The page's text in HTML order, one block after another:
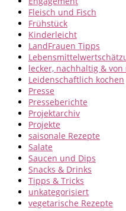
Fleisch und Fisch
Frühstück
Kinderleicht
LandFrauen Tipps
lecker, nachhaltig & von
Leidenschaftlich kochen
Presse
Presseberichte
Projektarchiv
Projekte
saisonale Rezepte
Salate
Saucen und Dips
Snacks & Drinks
Tipps & Tricks
unkategorisiert
vegetarische Rezepte